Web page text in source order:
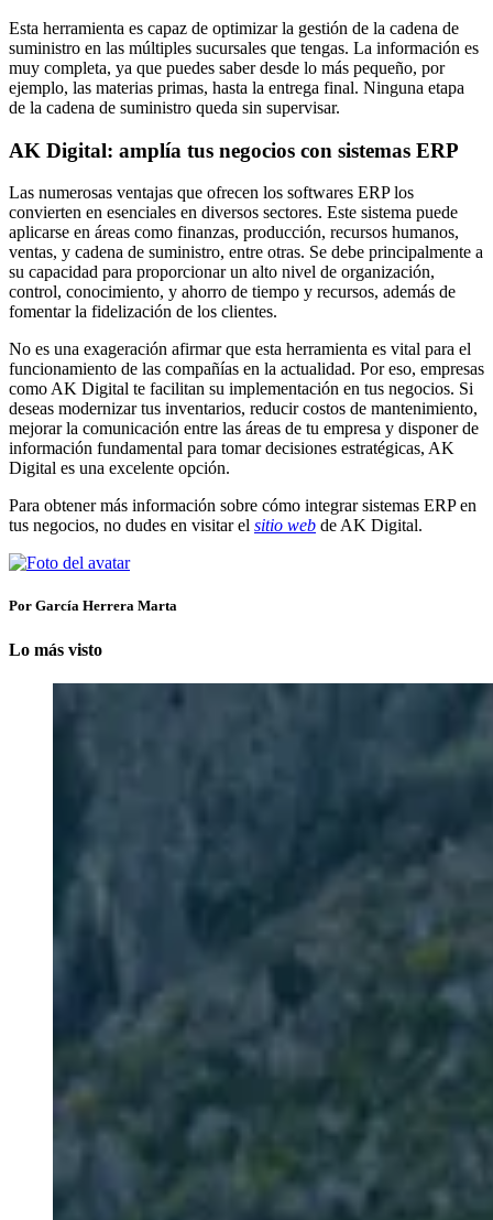
Esta herramienta es capaz de optimizar la gestión de la cadena de
suministro en las múltiples sucursales que tengas. La información es
muy completa, ya que puedes saber desde lo más pequeño, por
ejemplo, las materias primas, hasta la entrega final. Ninguna etapa
de la cadena de suministro queda sin supervisar.
AK Digital: amplía tus negocios con sistemas ERP
Las numerosas ventajas que ofrecen los softwares ERP los
convierten en esenciales en diversos sectores. Este sistema puede
aplicarse en áreas como finanzas, producción, recursos humanos,
ventas, y cadena de suministro, entre otras. Se debe principalmente a
su capacidad para proporcionar un alto nivel de organización,
control, conocimiento, y ahorro de tiempo y recursos, además de
fomentar la fidelización de los clientes.
No es una exageración afirmar que esta herramienta es vital para el
funcionamiento de las compañías en la actualidad. Por eso, empresas
como AK Digital te facilitan su implementación en tus negocios. Si
deseas modernizar tus inventarios, reducir costos de mantenimiento,
mejorar la comunicación entre las áreas de tu empresa y disponer de
información fundamental para tomar decisiones estratégicas, AK
Digital es una excelente opción.
Para obtener más información sobre cómo integrar sistemas ERP en
tus negocios, no dudes en visitar el sitio web de AK Digital.
Por García Herrera Marta
Lo más visto